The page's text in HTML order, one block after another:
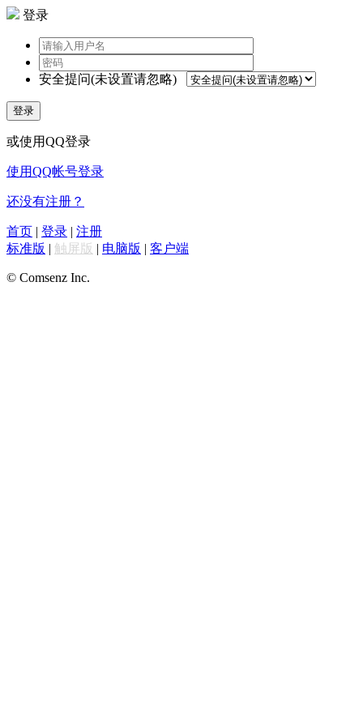
登录
安全提问(未设置请忽略)
登录
或使用QQ登录
使用QQ帐号登录
还没有注册？
首页 | 登录 | 注册
标准版 | 触屏版 | 电脑版 | 客户端
© Comsenz Inc.